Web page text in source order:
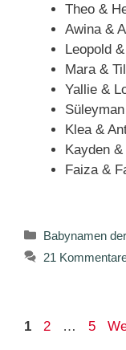
Theo &
Awina &
Leopold
Mara &
Yallie &
Klea &
Kayden
Faiza &
Kategorien
Babynamen
21
Seite
1 Seite
2 … Seite
5